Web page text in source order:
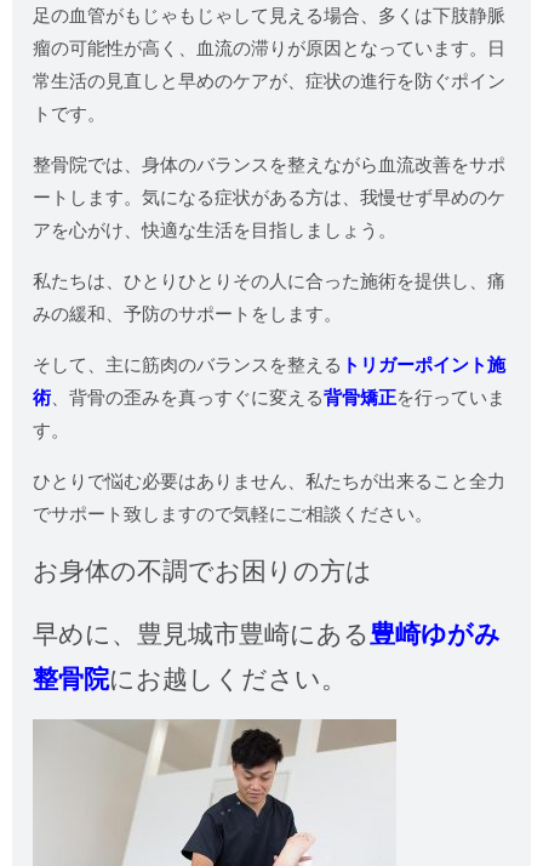
足の血管がもじゃもじゃして見える場合、多くは下肢静脈
瘤の可能性が高く、血流の滞りが原因となっています。日
常生活の見直しと早めのケアが、症状の進行を防ぐポイン
トです。
整骨院では、身体のバランスを整えながら血流改善をサポ
ートします。気になる症状がある方は、我慢せず早めのケ
アを心がけ、快適な生活を目指しましょう。
私たちは、ひとりひとりその人に合った施術を提供し、痛
みの緩和、予防のサポートをします。
そして、主に筋肉のバランスを整える トリガーポイント施
術、背骨の歪みを真っすぐに変える背骨矯正を行っていま
す。
ひとりで悩む必要はありません、私たちが出来ること全力
でサポート致しますので気軽にご相談ください。
お身体の不調でお困りの方は
早めに、 豊見城市豊崎にある豊崎ゆがみ
整骨院にお越しください。